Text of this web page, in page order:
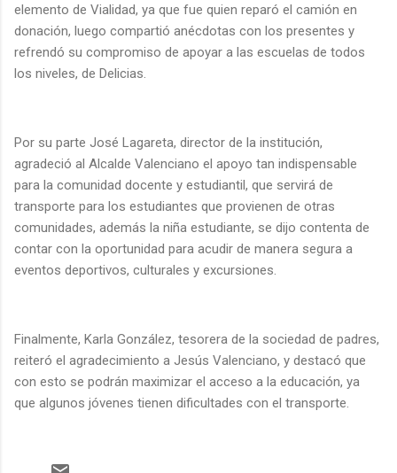
elemento de Vialidad, ya que fue quien reparó el camión en
donación, luego compartió anécdotas con los presentes y
refrendó su compromiso de apoyar a las escuelas de todos
los niveles, de Delicias.
Por su parte José Lagareta, director de la institución,
agradeció al Alcalde Valenciano el apoyo tan indispensable
para la comunidad docente y estudiantil, que servirá de
transporte para los estudiantes que provienen de otras
comunidades, además la niña estudiante, se dijo contenta de
contar con la oportunidad para acudir de manera segura a
eventos deportivos, culturales y excursiones.
Finalmente, Karla González, tesorera de la sociedad de padres,
reiteró el agradecimiento a Jesús Valenciano, y destacó que
con esto se podrán maximizar el acceso a la educación, ya
que algunos jóvenes tienen dificultades con el transporte.